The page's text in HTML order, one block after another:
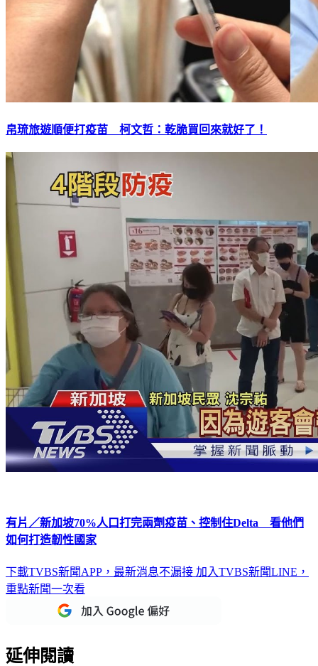
帛琉旅遊順便打疫苗 柯文哲：乾脆買回來就好了！
有片／新加坡70%人口打完兩劑疫苗、控制住Delta 看他們
如何打造韌性國家
下載TVBS新聞APP，最新消息不漏接 加入TVBS新聞LINE，
重點新聞一次看
延伸閱讀